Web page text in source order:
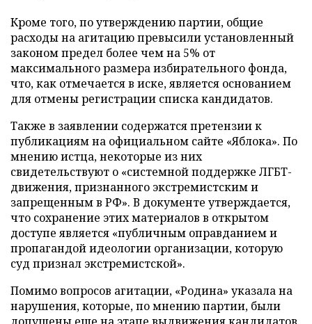
Кроме того, по утверждению партии, общие
расходы на агитацию превысили установленный
законом предел более чем на 5% от
максимального размера избирательного фонда,
что, как отмечается в иске, является основанием
для отмены регистрации списка кандидатов.
Также в заявлении содержатся претензии к
публикациям на официальном сайте «Яблока». По
мнению истца, некоторые из них
свидетельствуют о «системной поддержке ЛГБТ-
движения, признанного экстремистским и
запрещенным в РФ». В документе утверждается,
что сохранение этих материалов в открытом
доступе является «публичным оправданием и
пропагандой идеологии организации, которую
суд признал экстремистской».
Помимо вопросов агитации, «Родина» указала на
нарушения, которые, по мнению партии, были